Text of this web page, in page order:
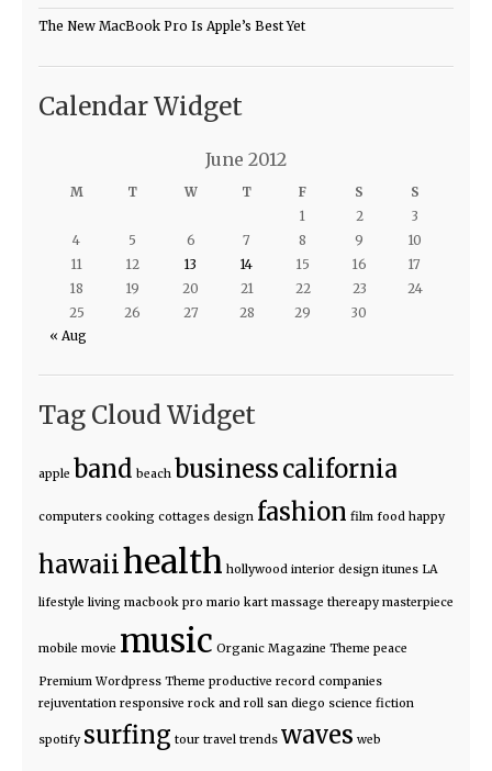
The New MacBook Pro Is Apple’s Best Yet
Calendar Widget
June 2012
M T W T F S
S
1
2
3
4
5 6 7 8 9
10
11
12 13 14 15 16
17
18
19 20 21 22 23
24
25
26 27 28 29
30
« Aug
Tag Cloud Widget
apple band beach businesscalifornia
computers cooking cottages design fashion film food happy
hawaiihealth hollywood interior design itunes LA
lifestyle living macbook pro mario kart massage thereapy masterpiece
mobile movie music Organic Magazine Theme peace
Premium Wordpress Theme productive record companies
rejuventation responsive rock and roll san diego science fiction
spotify surfing tour travel trends waves web